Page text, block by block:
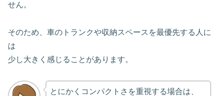
せん。
そのため、車のトランクや収納スペースを最優先する人に
は
少し大きく感じることがあります。
とにかくコンパクトさを重視する場合は、